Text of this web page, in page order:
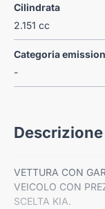
Cilindrata
2.151 cc
Categoria
-
VETTURA CON
VEICOLO CON
SCELTA KIA.